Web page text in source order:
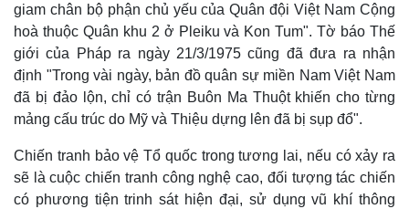
giam chân bộ phận chủ yếu của Quân đội Việt Nam Cộng
hoà thuộc Quân khu 2 ở Pleiku và Kon Tum". Tờ báo Thế
giới của Pháp ra ngày 21/3/1975 cũng đã đưa ra nhận
định "Trong vài ngày, bản đồ quân sự miền Nam Việt Nam
đã bị đảo lộn, chỉ có trận Buôn Ma Thuột khiến cho từng
mảng cấu trúc do Mỹ và Thiệu dựng lên đã bị sụp đổ".
Chiến tranh bảo vệ Tổ quốc trong tương lai, nếu có xảy ra
sẽ là cuộc chiến tranh công nghệ cao, đối tượng tác chiến
có phương tiện trinh sát hiện đại, sử dụng vũ khí thông